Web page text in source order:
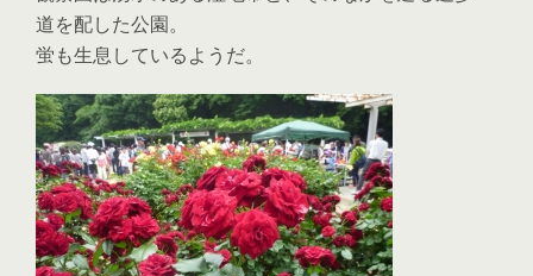
道を配した公園。
蛍も生息しているようだ。